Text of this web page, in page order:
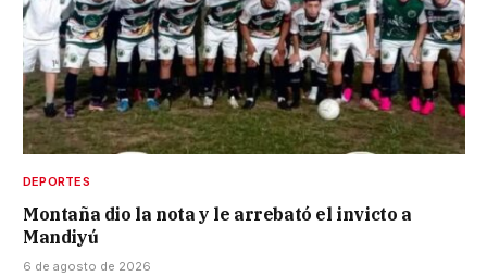
DEPORTES
Montaña dio la nota y le arrebató el invicto a
Mandiyú
6 de agosto de 2026